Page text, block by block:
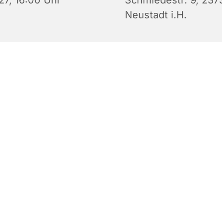
Neustadt i.H.